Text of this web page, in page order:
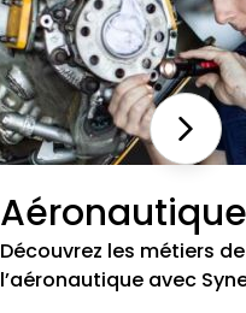
Aéronautique
Découvrez les métiers de
l’aéronautique avec
Next